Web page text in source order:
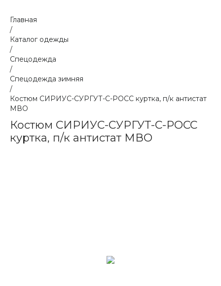
Главная
/
Каталог одежды
/
Спецодежда
/
Спецодежда зимняя
/
Костюм СИРИУС-СУРГУТ-С-РОСС куртка, п/к антистат
МВО
Костюм СИРИУС-СУРГУТ-С-РОСС
куртка, п/к антистат МВО